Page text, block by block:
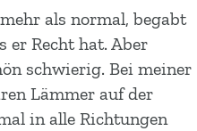
als normal, begabt
er Recht hat. Aber
schwierig. Bei meiner
Lämmer auf der
in alle Richtungen